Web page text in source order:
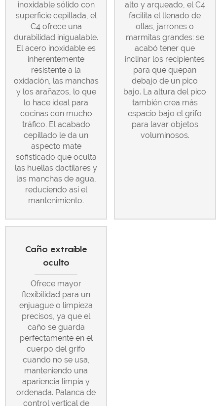
inoxidable sólido con
superficie cepillada, el
C4 ofrece una
durabilidad inigualable.
El acero inoxidable es
inherentemente
resistente a la
oxidación, las manchas
y los arañazos, lo que
lo hace ideal para
cocinas con mucho
tráfico. El acabado
cepillado le da un
aspecto mate
sofisticado que oculta
las huellas dactilares y
las manchas de agua,
reduciendo así el
mantenimiento.
alto y arqueado, el C4
facilita el llenado de
ollas, jarrones o
marmitas grandes: se
acabó tener que
inclinar los recipientes
para que quepan
debajo de un pico
bajo. La altura del pico
también crea más
espacio bajo el grifo
para lavar objetos
voluminosos.
Caño extraíble
oculto
Ofrece mayor
flexibilidad para un
enjuague o limpieza
precisos, ya que el
caño se guarda
perfectamente en el
cuerpo del grifo
cuando no se usa,
manteniendo una
apariencia limpia y
ordenada. Palanca de
control vertical de